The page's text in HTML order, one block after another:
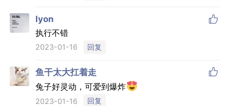
lyon 
执行不错
2023-01-16 回复
鱼干太大扛着走 
兔子好灵动，可爱到爆炸
2023-01-16 回复